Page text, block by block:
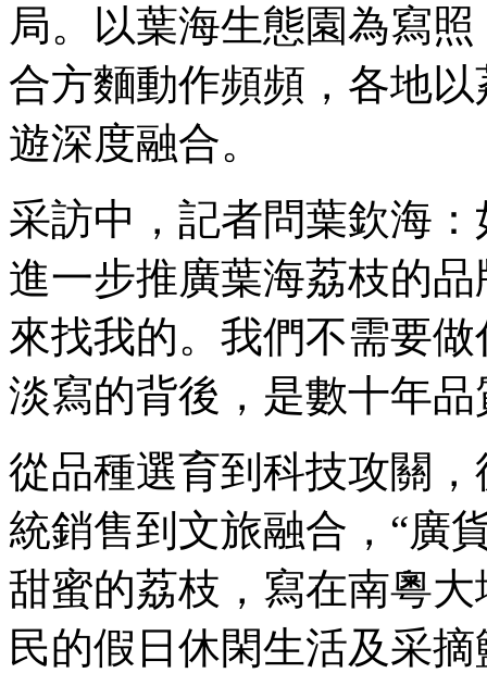
局。以葉海生態園為寫
合方麵動作頻頻，各地
遊深度融合。
采訪中，記者問葉欽海
進一步推廣葉海荔枝的
來找我的。我們不需要
淡寫的背後，是數十年
從品種選育到科技攻關
統銷售到文旅融合，“廣
甜蜜的荔枝，寫在南粵
民的假日休閑生活及采